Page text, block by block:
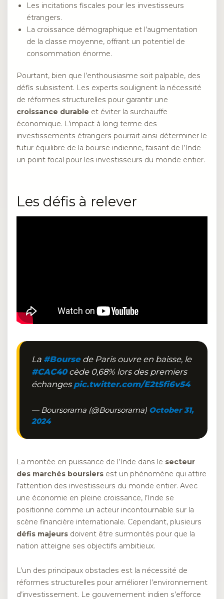
Les incitations fiscales pour les investisseurs
étrangers.
La croissance démographique et l’augmentation
de la classe moyenne, offrant un potentiel de
consommation énorme.
Pourtant, bien que l’enthousiasme soit palpable, des
défis subsistent. Les experts soulignent la nécessité
de réformes structurelles pour garantir une
croissance durable et éviter la surchauffe
économique. L’impact à long terme des
investissements étrangers pourrait ainsi déterminer le
futur équilibre de la bourse indienne, faisant de l’Inde
un point focal pour les investisseurs du monde entier.
Les défis à relever
La #Boursede Paris ouvre en baisse, le
#CAC40cède 0,68% lors des premiers
échanges pic.twitter.com/E2t5fi6v54
— Boursorama (@Boursorama) October 31,
2024
La montée en puissance de l’Inde dans le secteur
des marchés boursiers est un phénomène qui attire
l’attention des investisseurs du monde entier. Avec
une économie en pleine croissance, l’Inde se
positionne comme un acteur incontournable sur la
scène financière internationale. Cependant, plusieurs
défis majeurs doivent être surmontés pour que la
nation atteigne ses objectifs ambitieux.
L’un des principaux obstacles est la nécessité de
réformes structurelles pour améliorer l’environnement
d’investissement. Le gouvernement indien s’efforce